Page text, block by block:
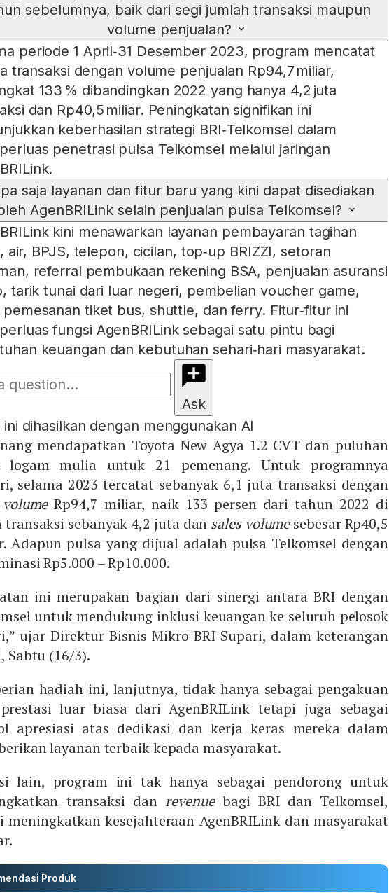
sebelumnya, baik dari segi jumlah transaksi maupun
volume penjualan?
periode 1 April‑31 Desember 2023, program mencatat
transaksi dengan volume penjualan Rp94,7 miliar,
133 % dibandingkan 2022 yang hanya 4,2 juta
dan Rp40,5 miliar. Peningkatan signifikan ini
keberhasilan strategi BRI‑Telkomsel dalam
penetrasi pulsa Telkomsel melalui jaringan
saja layanan dan fitur baru yang kini dapat disediakan
AgenBRILink selain penjualan pulsa Telkomsel?
kini menawarkan layanan pembayaran tagihan
air, BPJS, telepon, cicilan, top‑up BRIZZI, setoran
referral pembukaan rekening BSA, penjualan asuransi
tarik tunai dari luar negeri, pembelian voucher game,
tiket bus, shuttle, dan ferry. Fitur‑fitur ini
fungsi AgenBRILink sebagai satu pintu bagi
keuangan dan kebutuhan sehari‑hari masyarakat.
Ask
ini dihasilkan dengan menggunakan AI
mendapatkan Toyota New Agya 1.2 CVT dan puluhan
logam mulia untuk 21 pemenang. Untuk programnya
selama 2023 tercatat sebanyak 6,1 juta transaksi dengan
Rp94,7 miliar, naik 133 persen dari tahun 2022 di
transaksi sebanyak 4,2 juta dan sales volumesebesar Rp40,5
Adapun pulsa yang dijual adalah pulsa Telkomsel dengan
Rp5.000 – Rp10.000.
ini merupakan bagian dari sinergi antara BRI dengan
untuk mendukung inklusi keuangan ke seluruh pelosok
ujar Direktur Bisnis Mikro BRI Supari, dalam keterangan
Sabtu (16/3).
hadiah ini, lanjutnya, tidak hanya sebagai pengakuan
luar biasa dari AgenBRILink tetapi juga sebagai
apresiasi atas dedikasi dan kerja keras mereka dalam
layanan terbaik kepada masyarakat.
lain, program ini tak hanya sebagai pendorong untuk
transaksi danrevenuebagi BRI dan Telkomsel,
meningkatkan kesejahteraan AgenBRILink dan masyarakat
Produk